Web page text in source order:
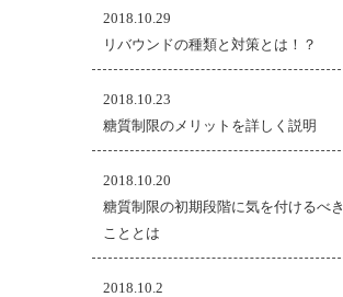
2018.10.29
リバウンドの種類と対策とは！？
2018.10.23
糖質制限のメリットを詳しく説明
2018.10.20
糖質制限の初期段階に気を付けるべき
こととは
2018.10.2